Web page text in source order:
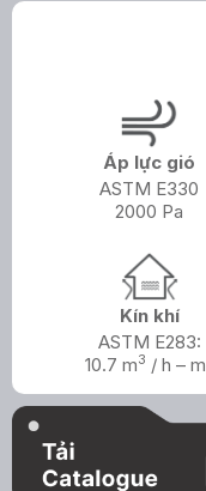
Áp lực gió
ASTM E330
2000 Pa
Kín khí
ASTM E283:
10.7 m3 / h – m